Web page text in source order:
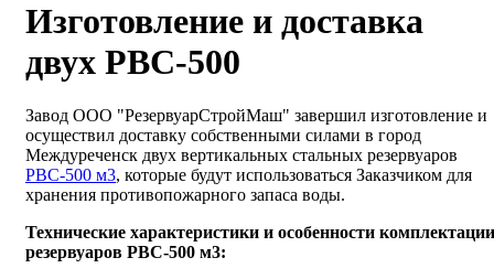
Изготовление и доставка
двух РВС-500
Завод ООО "РезервуарСтройМаш" завершил изготовление и
осуществил доставку собственными силами в город
Междуреченск двух вертикальных стальных резервуаров
РВС-500 м3, которые будут использоваться Заказчиком для
хранения противопожарного запаса воды.
Технические характеристики и особенности комплектации
резервуаров РВС-500 м3: